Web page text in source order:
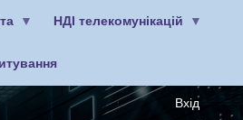
НДІ телекомунікацій
Вхід